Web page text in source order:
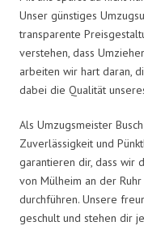
Unser günstiges
transparente
verstehen, dass
arbeiten wir hart daran,
dabei die Qualität
Als Umzugsmeister
Zuverlässigkeit und
garantieren dir, dass wir
von Mülheim an der
durchführen. Unsere
geschult und stehen dir